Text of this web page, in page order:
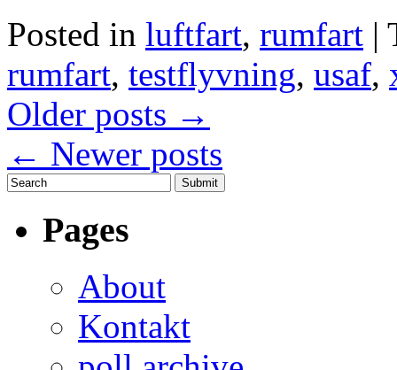
Posted in luftfart, rumfart |
rumfart, testflyvning, usaf,
Older posts →
← Newer posts
Pages
About
Kontakt